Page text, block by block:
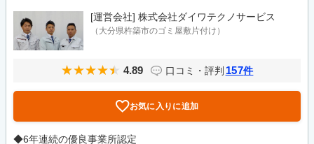
[運営会社] 株式会社ダイワテクノサービス
（大分県杵築市のゴミ屋敷片付け）
4.89 口コミ・評判 157件
お気に入りに追加
◆6年連続の優良事業所認定